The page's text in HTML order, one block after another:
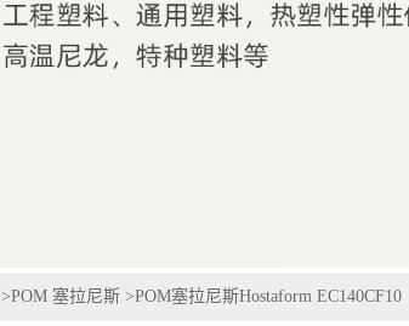
>POM 塞拉尼斯 >POM塞拉尼斯Hostaform EC140CF10